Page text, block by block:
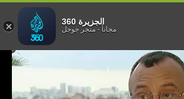
العولمة
الجزيرة 360
مجاناً-متجر جوجل